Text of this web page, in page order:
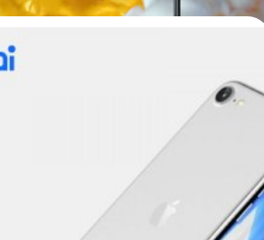
นที่มีการปรับดีไซน์ใหม่เป็นครั้งแรกนับ
เป็นการย้อนกลับไปหาดีไซน์เอกลักษณ์ใน
ง โดยหลัก ๆ เลยตัวขอบเครื่องกลมมนที่
รับไปเป็นขอบเหลี่ยม แล้วตัดรอยบากที่
าญทิ้งไป ขณะที่ตัวคลิปนี้จะโฟกัสไปที่
าง ConceptsiPhone จินตนาการว่า Apple
มา 4 ตัวเลย สำหรับรายละเอียดจริงจัง
กล้เปิดตัว ข้อมูลต่าง ๆ จึงจะมีความนิ่ง
ว่าเป็นดีไซน์ที่ออกมาดูดีเลยทีเดียว และ
ายคนรอที่จะได้เห็นใน iPhone SE 2 (หรือ
iPhone SE 2 ที่เหมือนกับ
ปิดตัว iPhone SE 2 หรืออาจจะใช้ชื่อว่า
ตรมาสแรกของปี 2020 นี้ ล่าสุดมีภาพเรนเด
ละ iGeekBlogs เผยให้เห็นดีไซน์ของว่าที่
ะใช้ดีไซน์เหมือนกับ iPhone 8 ค่ะ iPhone
นาด 4.7 นิ้ว ตัวเครื่องมีขนาดใกล้เคียงกับ